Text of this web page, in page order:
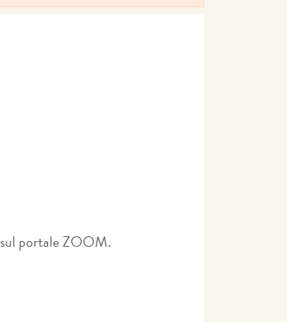
sul portale ZOOM.